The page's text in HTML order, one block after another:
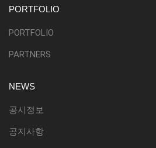
PORTFOLIO
PORTFOLIO
PARTNERS
NEWS
공시정보
공지사항